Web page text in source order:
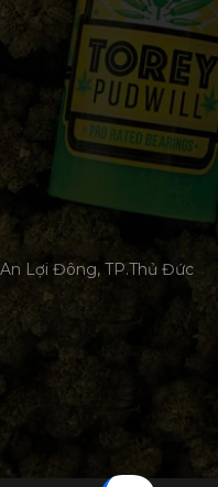
Lợi Đông, TP.Thủ Đức